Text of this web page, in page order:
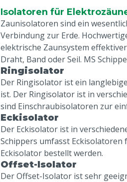
Isolatoren für
Zaunisolatoren sind ein
Verbindung zur Erde.
elektrische Zaunsystem
Draht, Band oder Seil. MS
Ringisolator
Der Ringisolator ist ein
ist. Der Ringisolator ist in
sind Einschraubisolatoren zur
Eckisolator
Der Eckisolator ist in
Schippers umfasst Eckisolatoren
Eckisolator bestellt werden.
Offset-Isolator
Der Offset-Isolator ist sehr